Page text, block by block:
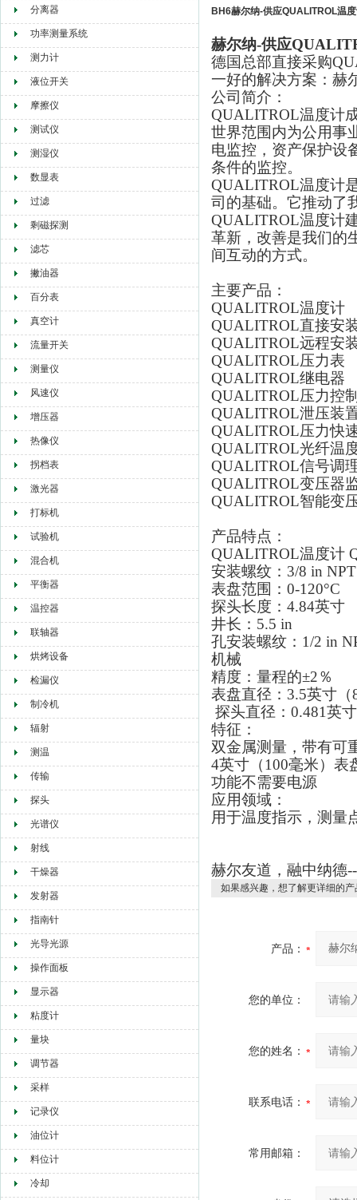
分离器
功率测量系统
测力计
液位开关
摩擦仪
测试仪
测湿仪
数显表
过滤
剩磁探测
滤芯
撇油器
百分表
真空计
流量开关
测量仪
风速仪
增压器
热像仪
拐档表
激光器
打标机
试验机
混合机
平衡器
温控器
联轴器
烘烤设备
检漏仪
制冷机
辐射
测温
传输
探头
光谱仪
射线
干燥器
发射器
指南针
光导光源
操作面板
显示器
粘度计
量块
调节器
采样
记录仪
油位计
料位计
冷却
BH6赫尔纳-供应QUALITROL温
赫尔纳-供应
德国总部直接采购
一好的解决方案：赫
公司简介：
QUALITROL温度计
世界范围内为公用事
电监控，资产保护设
条件的监控。
QUALITROL温度计
司的基础。它推动了
QUALITROL温度计
革新，改善是我们的
间互动的方式。
主要产品：
QUALITROL温度计
QUALITROL直接安
QUALITROL远程安
QUALITROL压力表
QUALITROL继电器
QUALITROL压力控
QUALITROL泄压装
QUALITROL压力快
QUALITROL光纤温
QUALITROL信号调
QUALITROL变压器
QUALITROL智能变
产品特点：
QUALITROL温度计
安装螺纹：3/8 in NPT
表盘范围：0-120°C
探头长度：4.84英寸
井长：5.5 in
孔安装螺纹：1/2 in
机械
精度：量程的±2％
表盘直径：3.5英寸（
探头直径：0.481英
特征：
双金属测量，带有可
4英寸（100毫米）表
功能不需要电源
应用领域：
用于温度指示，测量
赫尔友道，融中纳德
如果感兴趣，想了解更详细的
产品：
您的单位：
您的姓名：
联系电话：
常用邮箱：